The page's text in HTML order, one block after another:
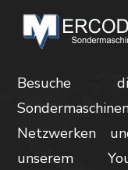
Besuche
Netzwerken
unserem